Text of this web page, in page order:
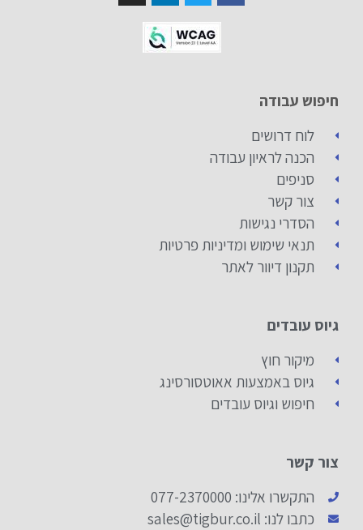
חיפוש עבודה
לוח דרושים
הכנה לראיון עבודה
סניפים
צור קשר
הסדרי נגישות
תנאי שימוש ומדיניות פרטיות
תקנון דיוור לאתר
גיוס עובדים
מיקור חוץ
גיוס באמצעות אאוטסורסינג
חיפוש וגיוס עובדים
צור קשר
התקשרו אלינו: 077-2370000
כתבו לנו: sales@tigbur.co.il